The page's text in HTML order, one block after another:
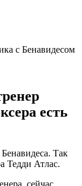
есть
Так
Тедди Атлас.
сейчас